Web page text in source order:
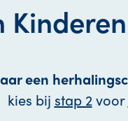
een
kies bij stap 2voor